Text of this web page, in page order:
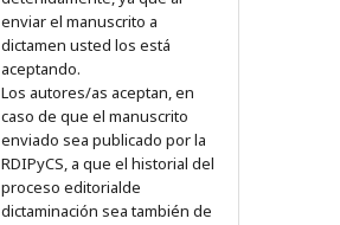
enviar el manuscrito a
dictamen usted los está
aceptando.
Los autores/as aceptan, en
caso de que el manuscrito
enviado sea publicado por la
RDIPyCS, a que el historial del
proceso editorialde
dictaminación sea también de